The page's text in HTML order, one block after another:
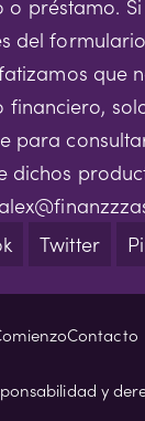
préstamo. Si
del
que
financiero,
para
dichos
Twitter
Contacto
y